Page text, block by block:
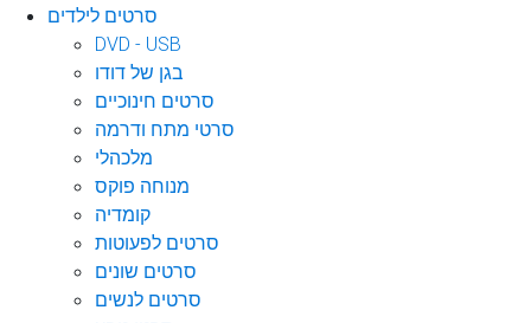
סרטים לילדים
DVD - USB
בגן של דודו
סרטים חינוכיים
סרטי מתח ודרמה
מלכהלי
מנוחה פוקס
קומדיה
סרטים לפעוטות
סרטים שונים
סרטים לנשים